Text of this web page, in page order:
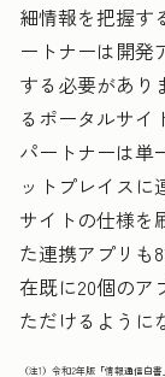
細情報を把握す
ートナーは開発
する必要があり
るポータルサイ
パートナーは単
ットプレイスに
サイトの仕様を
た連携アプリも
在既に20個のア
ただけるように
（注1）令和2年版「情報通信白